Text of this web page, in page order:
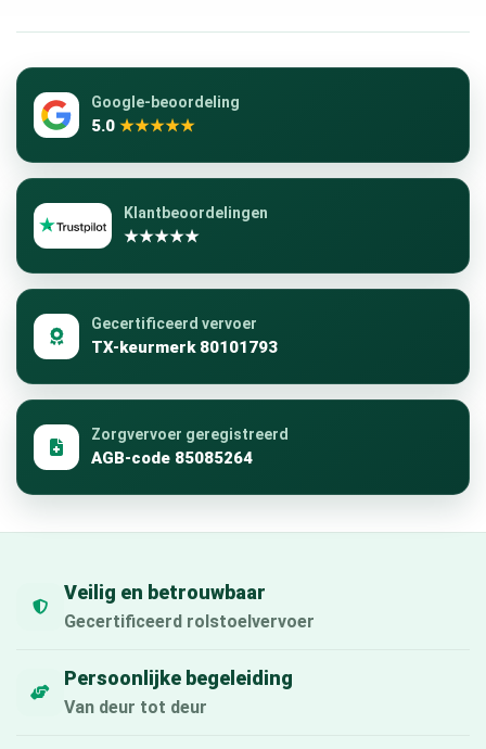
Google-beoordeling
5.0 ★★★★★
Klantbeoordelingen
★★★★★
Gecertificeerd vervoer
TX-keurmerk 80101793
Zorgvervoer geregistreerd
AGB-code 85085264
Veilig en betrouwbaar
Gecertificeerd rolstoelvervoer
Persoonlijke begeleiding
Van deur tot deur